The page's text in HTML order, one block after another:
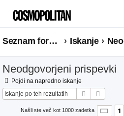
Seznam forumov Iskanje
Neodgovorjeni prispevki
Pojdi na napredno iskanje
Iskanje
Našli ste več kot 1000 zadetka Stran
1